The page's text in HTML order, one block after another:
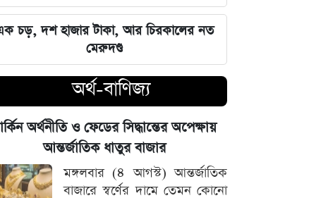
সালমানের অবয়ব পরিবর্তনের আসল কারণ
ও ষাটোর্ধ্বদের ওজন কমানোর সঠিক নিয়ম
৫ আগস্ট বিজয়ের দিন, ভিন্নমত যেন
শত্রুতায় রূপ না নেয়: প্রধানমন্ত্রী তারেক
রহমান
নিজস্ব অর্থায়নে খালের ওপর বাঁশের সাঁকো
বানিয়ে দিলেন ইউপি চেয়ারম্যান পদপ্রার্থী
শেখ আলমগীর
চড়, দশ হাজার টাকা, আর চিরকালের নত
মেরুদণ্ড
অর্থ-বাণিজ্য
অর্থনীতি ও ফেডের সিদ্ধান্তের অপেক্ষায়
আন্তর্জাতিক ধাতুর বাজার
মঙ্গলবার (৪ আগস্ট) আন্তর্জাতিক
বাজারে স্বর্ণের দামে তেমন কোনো